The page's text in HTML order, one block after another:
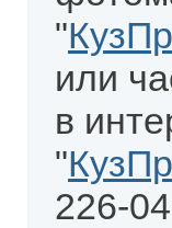
"
или
в
"
226-